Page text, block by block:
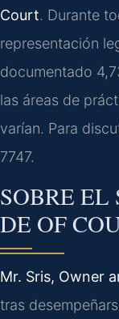
Court. Durante
representación
documentado
las áreas de
varían. Para
7747.
SOBRE EL
DE OF
Mr. Sris, Owner
tras